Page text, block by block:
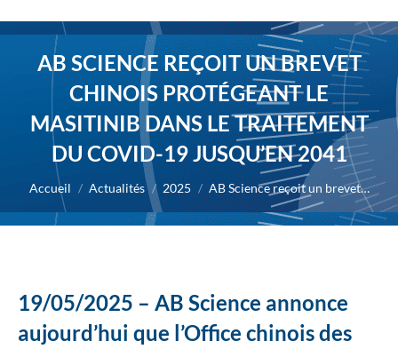
AB SCIENCE REÇOIT UN BREVET
CHINOIS PROTÉGEANT LE
MASITINIB DANS LE TRAITEMENT
DU COVID-19 JUSQU’EN 2041
Vous êtes ici :
Accueil Actualités 2025 AB Science reçoit un brevet…
19/05/2025 – AB Science annonce
aujourd’hui que l’Office chinois des